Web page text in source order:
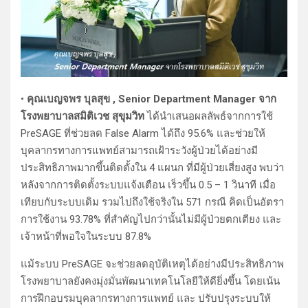
• คุณเบญจพร บุลสุข , Senior Department Manager จาก
โรงพยาบาลสมิติเวช สุขุมวิทได้นำเสนอผลลัพธ์จากการใช้
PreSAGE ที่ช่วยลด False Alarm ได้ถึง 95.6% และช่วยให้
บุคลากรทางการแพทย์สามารถเฝ้าระวังผู้ป่วยได้อย่างมี
ประสิทธิภาพมากขึ้นติดตั้งใน 4 แผนก ที่มีผู้ป่วยเสี่ยงสูง พบว่า
หลังจากการติดตั้งระบบแจ้งเตือน เร็วขึ้น 0.5 – 1 วินาที เมื่อ
เทียบกับระบบเดิม รวมไปถึงใช้จริงใน 571 กรณี คิดเป็นอัตรา
การใช้งาน 93.78% ที่สำคัญไปกว่านั้นไม่มีผู้ป่วยตกเตียง และ
เจ้าหน้าที่พอใจในระบบ 87.8%
แม้ระบบ PreSAGE จะช่วยลดอุบัติเหตุได้อย่างมีประสิทธิภาพ
โรงพยาบาลยังคงมุ่งมั่นพัฒนาเทคโนโลยีให้ดียิ่งขึ้น โดยเน้น
การฝึกอบรมบุคลากรทางการแพทย์ และ ปรับปรุงระบบให้